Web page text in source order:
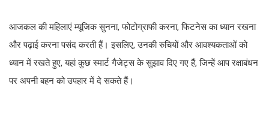
आजकल की महिलाएं म्यूजिक सुनना, फोटोग्राफी करना, फिटनेस का ध्यान रखना
और पढ़ाई करना पसंद करती हैं। इसलिए, उनकी रुचियों और आवश्यकताओं को
ध्यान में रखते हुए, यहां कुछ स्मार्ट गैजेट्स के सुझाव दिए गए हैं, जिन्हें आप रक्षाबंधन
पर अपनी बहन को उपहार में दे सकते हैं।